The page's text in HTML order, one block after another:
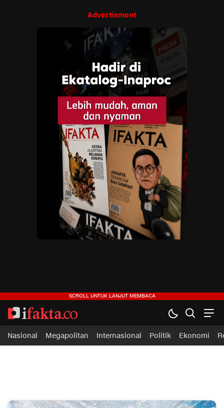
Advertisment
ifakta.co
#pastibenar
Nasional Megapolitan Internasional Politik Ekonomi